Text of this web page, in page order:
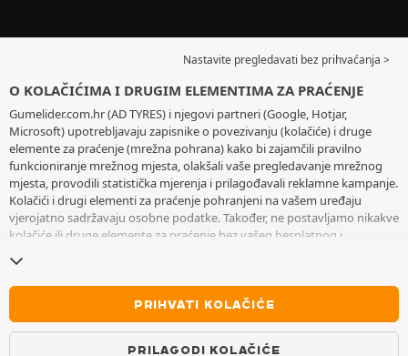
Nastavite pregledavati bez prihvaćanja >
O KOLAČIĆIMA I DRUGIM ELEMENTIMA ZA PRAĆENJE
Gumelider.com.hr (AD TYRES) i njegovi partneri (Google, Hotjar,
Microsoft) upotrebljavaju zapisnike o povezivanju (kolačiće) i druge
elemente za praćenje (mrežna pohrana) kako bi zajamčili pravilno
funkcioniranje mrežnog mjesta, olakšali vaše pregledavanje mrežnog
mjesta, provodili statistička mjerenja i prilagođavali reklamne kampanje.
Kolačići i drugi elementi za praćenje pohranjeni na vašem uređaju
vjerojatno sadržavaju osobne podatke. Također, ne postavljamo nikakve
kolačiće ili druge elemente za praćenje bez vašeg besplatnog i
Zadržavamo vaš odabir tijekom šest mjeseci. Svoj pristanak možete
povući u bilo kojem trenutku posjetom stranice posvećenekolačićima i
drugim elementima za praćenje. Možete odabrati pregledavanje bez
prihvaćanja pohranjivanja kolačića ili drugih elemenata za praćenje.
Odbijanjem se ne onemogućava pristupanje uslugama AD TYRES. Za
PRIHVATI KOLAČIĆE
PRILAGODI KOLAČIĆE